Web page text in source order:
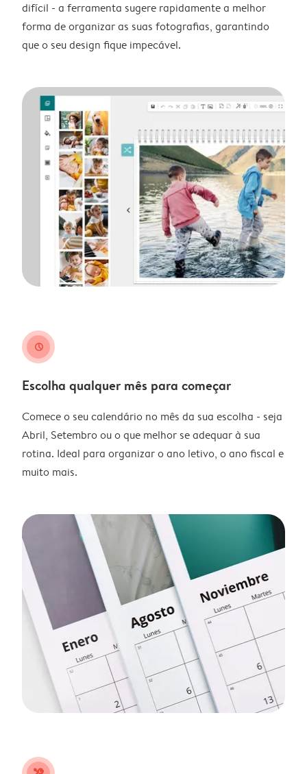
difícil - a ferramenta sugere rapidamente a melhor
forma de organizar as suas fotografias, garantindo
que o seu design fique impecável.
clock
Escolha qualquer mês para começar
Comece o seu calendário no mês da sua escolha - seja
Abril, Setembro ou o que melhor se adequar à sua
rotina. Ideal para organizar o ano letivo, o ano fiscal e
muito mais.